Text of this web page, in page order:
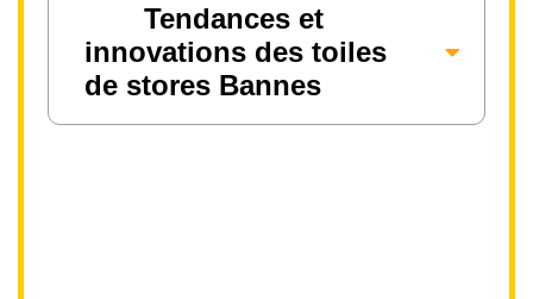
Tendances et
innovations des toiles
de stores Bannes